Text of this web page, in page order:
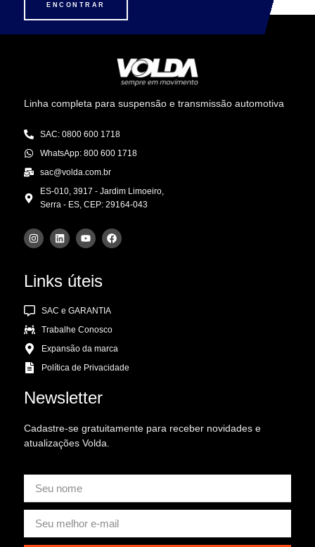
ENCONTRAR
Linha completa para suspensão e transmissão automotiva
SAC: 0800 600 1718
WhatsApp: 800 600 1718
sac@volda.com.br
ES-010, 3917 - Jardim Limoeiro,
Serra - ES, CEP: 29164-043
Links úteis
SAC e GARANTIA
Trabalhe Conosco
Expansão da marca
Política de Privacidade
Newsletter
Cadastre-se gratuitamente para receber novidades e
atualizações Volda.